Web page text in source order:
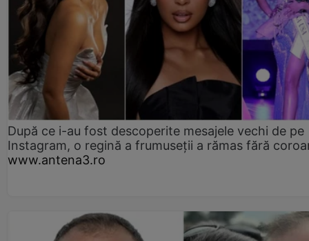
După ce i-au fost descoperite mesajele vechi de pe
Instagram, o regină a frumuseții a rămas fără
www.antena3.ro